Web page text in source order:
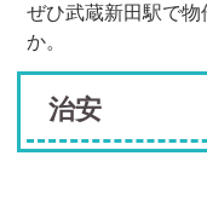
ぜひ武蔵新田駅で物
か。
治安